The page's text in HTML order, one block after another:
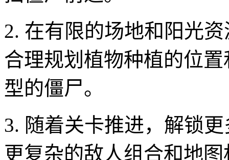
2. 在有限的场地和阳光
合理规划植物种植的位
型的僵尸。
3. 随着关卡推进，解锁
更复杂的敌人组合和地